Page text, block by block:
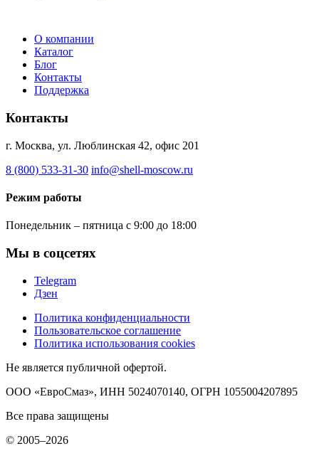
О компании
Каталог
Блог
Контакты
Поддержка
Контакты
г. Москва, ул. Люблинская 42, офис 201
8 (800) 533-31-30 info@shell-moscow.ru
Режим работы
Понедельник – пятница с 9:00 до 18:00
Мы в соцсетях
Telegram
Дзен
Политика конфиденциальности
Пользовательское соглашение
Политика использования cookies
Не является публичной офертой.
ООО «ЕвроСмаз», ИНН 5024070140, ОГРН 1055004207895
Все права защищены
© 2005–2026